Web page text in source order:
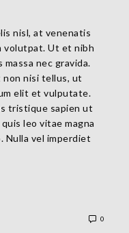
nisl, at venenatis
volutpat. Ut et nibh
nec gravida.
non nisi tellus, ut
elit et vulputate.
tristique sapien ut
leo vitae magna
vel imperdiet
0